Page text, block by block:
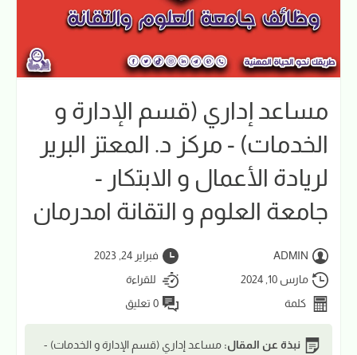
مساعد إداري (قسم الإدارة و
الخدمات) - مركز د. المعتز البرير
لريادة الأعمال و الابتكار -
جامعة العلوم و التقانة امدرمان
ADMIN
فبراير 24, 2023
مارس 10, 2024
للقراءة
كلمة
0 تعليق
نبذة عن المقال: مساعد إداري (قسم الإدارة و الخدمات) -